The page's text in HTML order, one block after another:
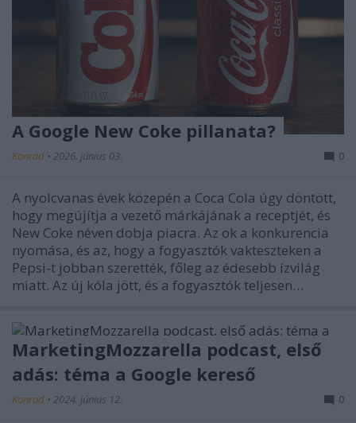
A Google New Coke pillanata?
Konrad • 2026. június 03. 0
A nyolcvanas évek közepén a Coca Cola úgy döntött,
hogy megújítja a vezető márkájának a receptjét, és
New Coke néven dobja piacra. Az ok a konkurencia
nyomása, és az, hogy a fogyasztók vakteszteken a
Pepsi-t jobban szerették, főleg az édesebb ízvilág
miatt. Az új kóla jött, és a fogyasztók teljesen…
MarketingMozzarella podcast, első
adás: téma a Google kereső
Konrad • 2024. június 12. 0